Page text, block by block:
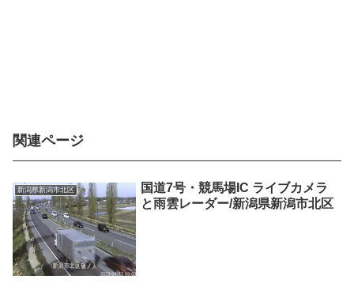
関連ページ
新潟県新潟市北区
国道7号・競馬場IC ライブカメラ
と雨雲レーダー/新潟県新潟市北区